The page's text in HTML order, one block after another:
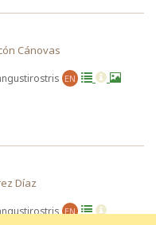
Cánovas
EN
Díaz
EN